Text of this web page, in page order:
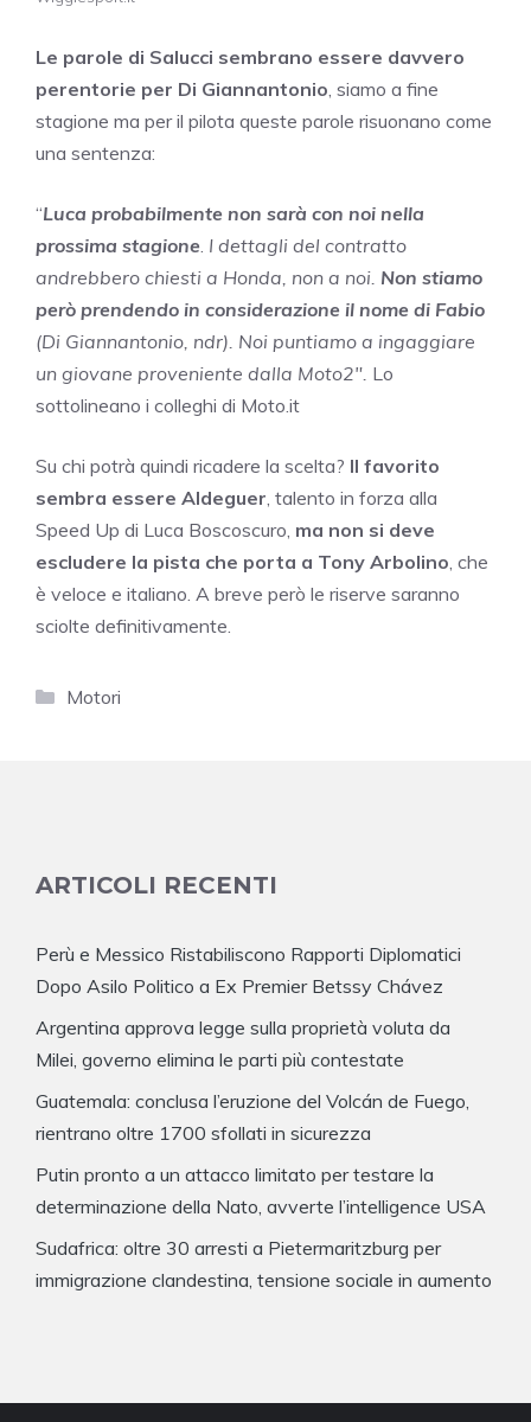
Le parole di Salucci sembrano essere davvero
perentorie per Di Giannantonio, siamo a fine
stagione ma per il pilota queste parole risuonano come
una sentenza:
“Luca probabilmente non sarà con noi nella
prossima stagione. I dettagli del contratto
andrebbero chiesti a Honda, non a noi. Non stiamo
però prendendo in considerazione il nome di Fabio
(Di Giannantonio, ndr). Noi puntiamo a ingaggiare
un giovane proveniente dalla Moto2″. Lo
sottolineano i colleghi di Moto.it
Su chi potrà quindi ricadere la scelta? Il favorito
sembra essere Aldeguer, talento in forza alla
Speed Up di Luca Boscoscuro, ma non si deve
escludere la pista che porta a Tony Arbolino, che
è veloce e italiano. A breve però le riserve saranno
sciolte definitivamente.
Categorie
Motori
ARTICOLI RECENTI
Perù e Messico Ristabiliscono Rapporti Diplomatici
Dopo Asilo Politico a Ex Premier Betssy Chávez
Argentina approva legge sulla proprietà voluta da
Milei, governo elimina le parti più contestate
Guatemala: conclusa l’eruzione del Volcán de Fuego,
rientrano oltre 1700 sfollati in sicurezza
Putin pronto a un attacco limitato per testare la
determinazione della Nato, avverte l’intelligence USA
Sudafrica: oltre 30 arresti a Pietermaritzburg per
immigrazione clandestina, tensione sociale in aumento